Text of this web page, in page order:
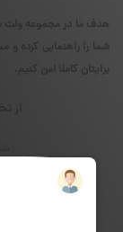
هدف ما در مجموعه ولت
شما را راهنمایی کرده و
برایتان کاملا امن کنیم.